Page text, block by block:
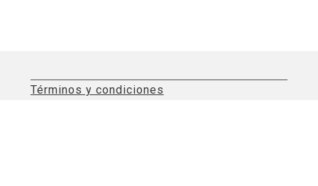
Términos y condiciones